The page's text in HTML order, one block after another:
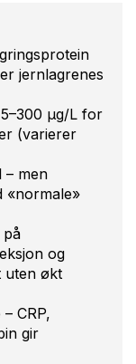
jernlagrenes
µg/L for
(varierer
– men
«normale»
på
og
uten økt
CRP,
gir